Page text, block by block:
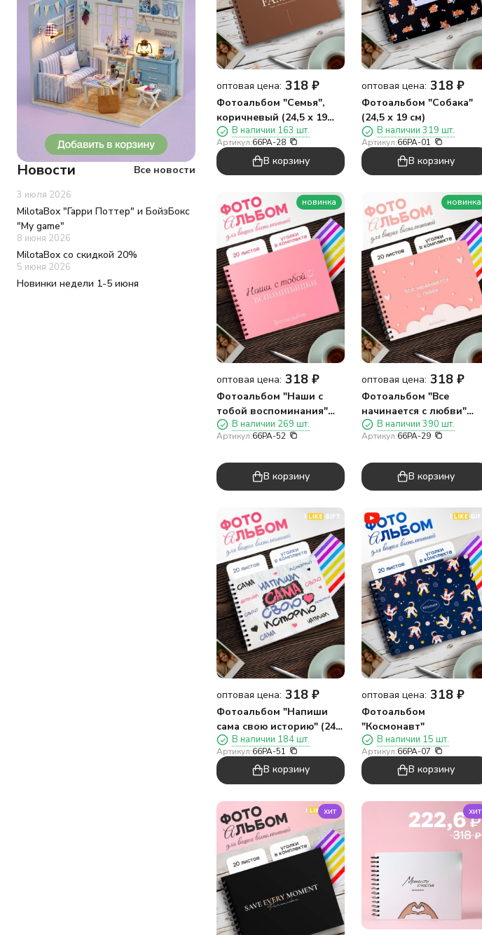
оптовая цена: 318 ₽
Фотоальбом "Семья",
коричневый (24,5 х 19
см) В наличии 163 шт.
Артикул:66PA-28
В корзину
оптовая цена: 318 ₽
Фотоальбом "Собака"
(24,5 х 19 см)
В наличии 319 шт.
Артикул:66PA-01
В корзину
новинка
оптовая цена: 318 ₽
Фотоальбом "Наши с
тобой воспоминания"
(24,5 х 19 см)
В наличии 269 шт.
Артикул:66PA-52
В корзину
новинка
оптовая цена: 318 ₽
Фотоальбом "Все
начинается с любви"
(24,5 х 19 см)
В наличии 390 шт.
Артикул:66PA-29
В корзину
оптовая цена: 318 ₽
Фотоальбом "Напиши
сама свою историю" (24,5
х 19 см)
В наличии 184 шт.
Артикул:66PA-51
В корзину
оптовая цена: 318 ₽
Фотоальбом
"Космонавт"
В наличии 15 шт.
Артикул:66PA-07
В корзину
хит хит
Новости Все новости
3 июля 2026
MilotaBox "Гарри Поттер" и БойзБокс
"My game"
8 июня 2026
MilotaBox со скидкой 20%
5 июня 2026
Новинки недели 1-5 июня